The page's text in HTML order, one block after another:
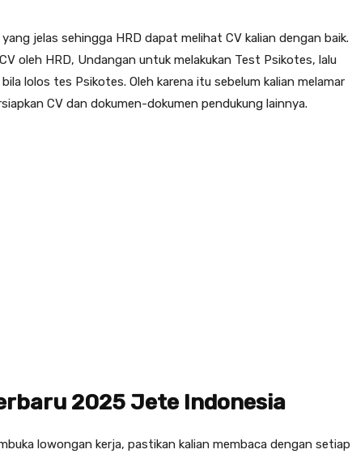
jelas sehingga HRD dapat melihat CV kalian dengan baik.
oleh HRD, Undangan untuk melakukan Test Psikotes, lalu
lolos tes Psikotes. Oleh karena itu sebelum kalian melamar
CV dan dokumen-dokumen pendukung lainnya.
2025 Jete Indonesia
lowongan kerja, pastikan kalian membaca dengan setiap